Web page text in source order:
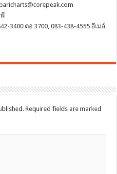
3400 ต่อ 3700, 083-438-4555 อีเมล์
Required fields are marked